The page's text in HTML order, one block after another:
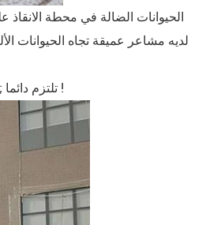
الحيوانات الضالة في محطة
تلتزم دائما ; " الطبيعة الطازجة ، الحب غير محدود " ؛ مفهوم العلامة التجارية لا يتزعزع ! بعد العاصفة ، القلب الأصلي لم يتغير !